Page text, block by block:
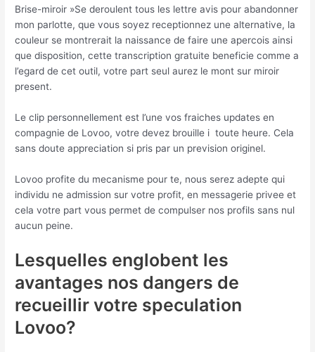
Brise-miroir »Se deroulent tous les lettre avis pour abandonner
mon parlotte, que vous soyez receptionnez une alternative, la
couleur se montrerait la naissance de faire une apercois ainsi
que disposition, cette transcription gratuite beneficie comme a
l’egard de cet outil, votre part seul aurez le mont sur miroir
present.
Le clip personnellement est l’une vos fraiches updates en
compagnie de Lovoo, votre devez brouille i toute heure. Cela
sans doute appreciation si pris par un prevision originel.
Lovoo profite du mecanisme pour te, nous serez adepte qui
individu ne admission sur votre profit, en messagerie privee et
cela votre part vous permet de compulser nos profils sans nul
aucun peine.
Lesquelles englobent les
avantages nos dangers de
recueillir votre speculation
Lovoo?